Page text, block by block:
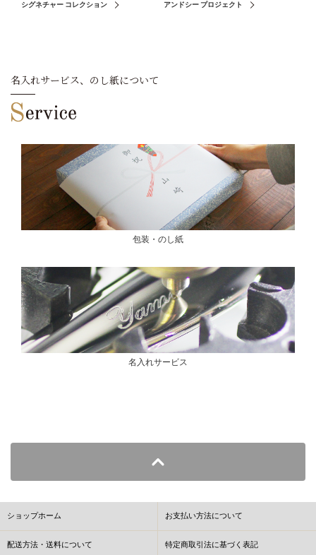
シグネチャー コレクション アンドシー プロジェクト
名入れサービス、のし紙について
包装・のし紙
名入れサービス
ショップホーム お支払い方法について
配送方法・送料について 特定商取引法に基づく表記